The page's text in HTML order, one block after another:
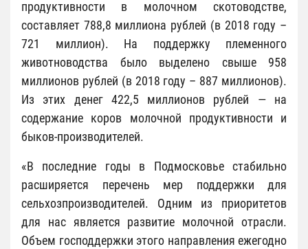
продуктивности в молочном скотоводстве,
составляет 788,8 миллиона рублей (в 2018 году –
721 миллион). На поддержку племенного
животноводства было выделено свыше 958
миллионов рублей (в 2018 году – 887 миллионов).
Из этих денег 422,5 миллионов рублей — на
содержание коров молочной продуктивности и
быков-производителей.
«В последние годы в Подмосковье стабильно
расширяется перечень мер поддержки для
сельхозпроизводителей. Одним из приоритетов
для нас является развитие молочной отрасли.
Объем господдержки этого направления ежегодно